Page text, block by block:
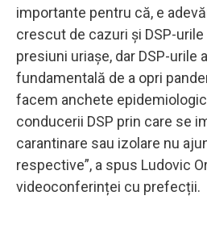
importante pentru că, e
crescut de cazuri și DSP-
presiuni uriașe, dar DSP-urile
fundamentală de a opri
facem anchete
conducerii DSP prin care se
carantinare sau izolare nu
respective”, a spus Ludovic
videoconferinței cu prefecții.